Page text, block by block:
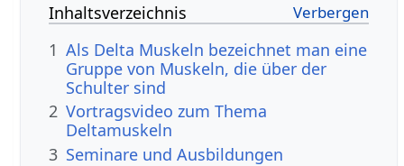
Inhaltsverzeichnis
1 Als Delta Muskeln bezeichnet man eine
Gruppe von Muskeln, die über der
Schulter sind
2 Vortragsvideo zum Thema
Deltamuskeln
3 Seminare und Ausbildungen